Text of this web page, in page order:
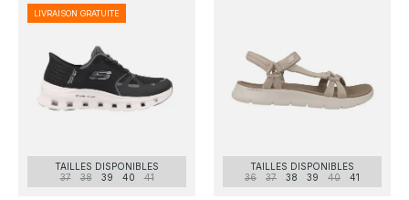
TAILLES DISPONIBLES
37
38 39 40 41
LIVRAISON GRATUITE
TAILLES DISPONIBLES
36
37 38 39 40 41